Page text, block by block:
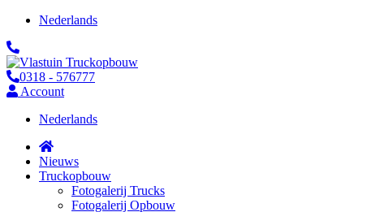
Nederlands
0318 - 576777
Account
Nederlands
Nieuws
Truckopbouw
Fotogalerij Trucks
Fotogalerij Opbouw